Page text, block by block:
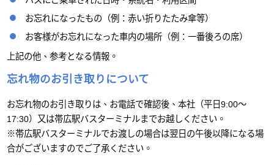
お忘れになったもの（例：赤い折りたたみ傘等）
お客様がお忘れになった車内の場所（例：一番後ろの席）
上記の他、参考となる情報。
忘れ物のお引き取りについて
お忘れ物のお引き取りは、お電話で確認後、本社（平日9:00～
17:30）又は帯広駅バスターミナルまでお越しください。
※帯広駅バスターミナルでお渡しの場合は翌日の午後以降になる場
合がございますのでご了承ください。